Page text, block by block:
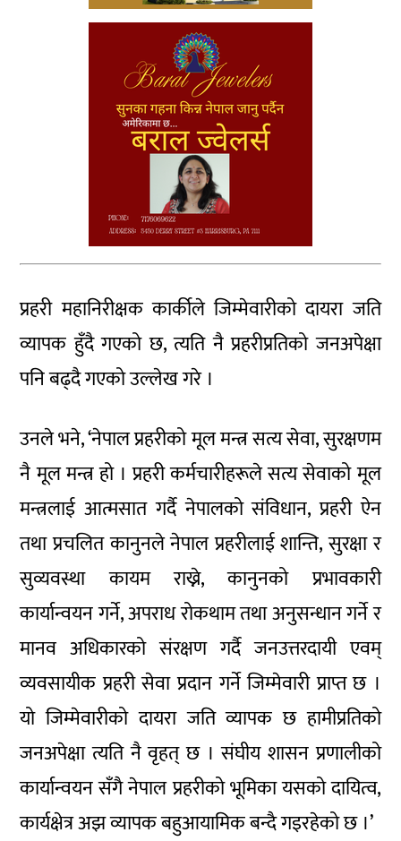
प्रहरी महानिरीक्षक कार्कीले जिम्मेवारीको दायरा जति
व्यापक हुँदै गएको छ, त्यति नै प्रहरीप्रतिको जनअपेक्षा
पनि बढ्दै गएको उल्लेख गरे ।
उनले भने, ‘नेपाल प्रहरीको मूल मन्त्र सत्य सेवा, सुरक्षणम
नै मूल मन्त्र हो । प्रहरी कर्मचारीहरूले सत्य सेवाको मूल
मन्त्रलाई आत्मसात गर्दै नेपालको संविधान, प्रहरी ऐन
तथा प्रचलित कानुनले नेपाल प्रहरीलाई शान्ति, सुरक्षा र
सुव्यवस्था कायम राख्ने, कानुनको प्रभावकारी
कार्यान्वयन गर्ने, अपराध रोकथाम तथा अनुसन्धान गर्ने र
मानव अधिकारको संरक्षण गर्दै जनउत्तरदायी एवम्
व्यवसायीक प्रहरी सेवा प्रदान गर्ने जिम्मेवारी प्राप्त छ ।
यो जिम्मेवारीको दायरा जति व्यापक छ हामीप्रतिको
जनअपेक्षा त्यति नै वृहत् छ । संघीय शासन प्रणालीको
कार्यान्वयन सँगै नेपाल प्रहरीको भूमिका यसको दायित्व,
कार्यक्षेत्र अझ व्यापक बहुआयामिक बन्दै गइरहेको छ ।’